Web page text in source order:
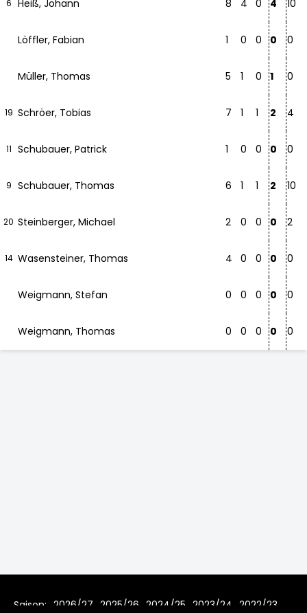
6 Heiß, Johann 8 4 0 4 10
Löffler, Fabian 1 0 0 0 0
Müller, Thomas 5 1 0 1 0
19 Schröer, Tobias 7 1 1 2 4
11 Schubauer, Patrick 1 0 0 0 0
9 Schubauer, Thomas 6 1 1 2 10
20 Steinberger, Michael 2 0 0 0 2
14 Wasensteiner, Thomas 4 0 0 0 0
Weigmann, Stefan 0 0 0 0 0
Weigmann, Thomas 0 0 0 0 0
Saison: 2026/27 2025/26 2024/25 2023/24 2022/23